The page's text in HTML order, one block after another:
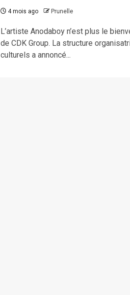
4 mois ago Prunelle
L’artiste Anodaboy n’est plus le
de CDK Group. La structure
culturels a annoncé...